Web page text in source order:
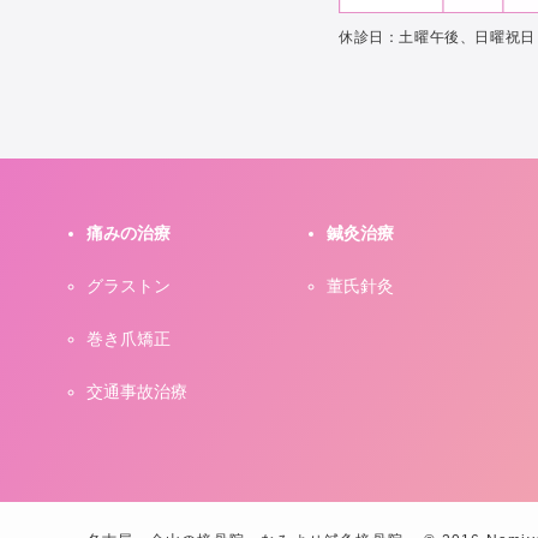
休診日：土曜午後、日曜祝日
痛みの治療
グラストン
巻き爪矯正
交通事故治療
鍼灸治療
董氏針灸